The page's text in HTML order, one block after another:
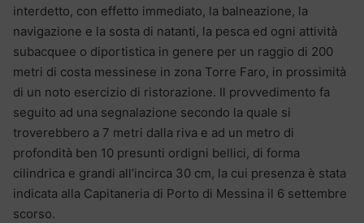
interdetto, con effetto immediato, la balneazione, la
navigazione e la sosta di natanti, la pesca ed ogni attività
subacquee o diportistica in genere per un raggio di 200
metri di costa messinese in zona Torre Faro, in prossimità
di un noto esercizio di ristorazione. Il provvedimento fa
seguito ad una segnalazione secondo la quale si
troverebbero a 7 metri dalla riva e ad un metro di
profondità ben 10 presunti ordigni bellici, di forma
cilindrica e grandi all’incirca 30 cm, la cui presenza è stata
indicata alla Capitaneria di Porto di Messina il 6 settembre
scorso.